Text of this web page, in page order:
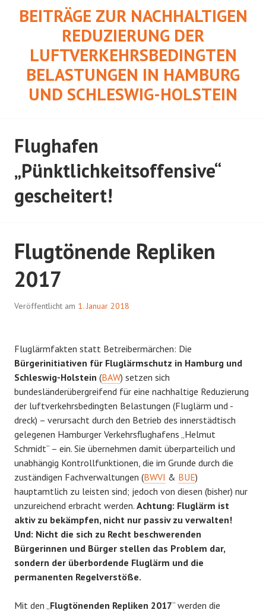
BEITRÄGE ZUR NACHHALTIGEN
REDUZIERUNG DER
LUFTVERKEHRSBEDINGTEN
BELASTUNGEN IN HAMBURG
UND SCHLESWIG-HOLSTEIN
Flughafen
„Pünktlichkeitsoffensive“
gescheitert!
Flugtönende Repliken
2017
Veröffentlicht am 1. Januar 2018
Fluglärmfakten statt Betreibermärchen: Die
Bürgerinitiativen für Fluglärmschutz in Hamburg und
Schleswig-Holstein (BAW) setzen sich
bundesländerübergreifend für eine nachhaltige Reduzierung
der luftverkehrsbedingten Belastungen (Fluglärm und -
dreck) – verursacht durch den Betrieb des innerstädtisch
gelegenen Hamburger Verkehrsflughafens „Helmut
Schmidt“ – ein. Sie übernehmen damit überparteilich und
unabhängig Kontrollfunktionen, die im Grunde durch die
zuständigen Fachverwaltungen (BWVI & BUE)
hauptamtlich zu leisten sind; jedoch von diesen (bisher) nur
unzureichend erbracht werden. Achtung: Fluglärm ist
aktiv zu bekämpfen, nicht nur passiv zu verwalten!
Und: Nicht die sich zu Recht beschwerenden
Bürgerinnen und Bürger stellen das Problem dar,
sondern der überbordende Fluglärm und die
permanenten Regelverstöße.
Mit den „Flugtönenden Repliken 2017“ werden die